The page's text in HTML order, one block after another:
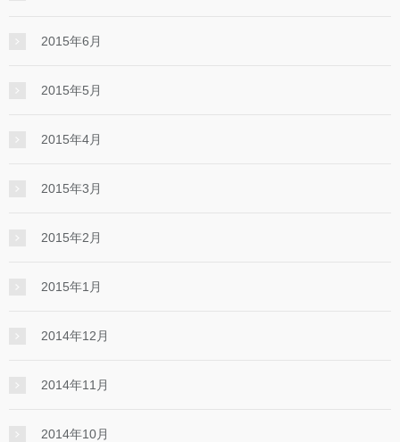
2015年6月
2015年5月
2015年4月
2015年3月
2015年2月
2015年1月
2014年12月
2014年11月
2014年10月